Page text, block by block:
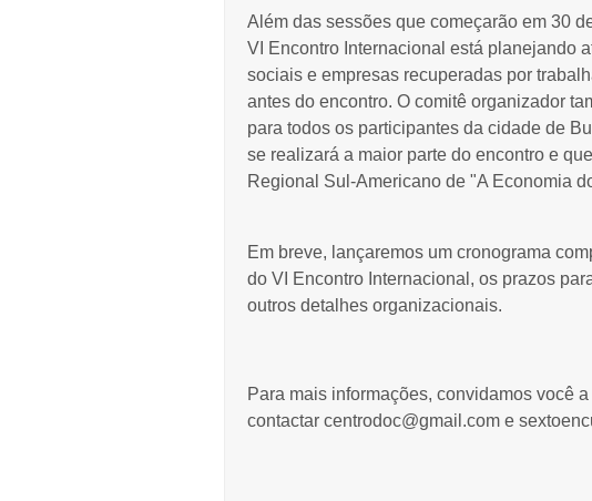
Além das sessões que começarão em 30
VI Encontro Internacional está planejando
sociais e empresas recuperadas por
antes do encontro. O comitê organizador
para todos os participantes da cidade de
se realizará a maior parte do encontro e
Regional Sul-Americano de "A Economia
Em breve, lançaremos um cronograma
do VI Encontro Internacional, os prazos
outros detalhes organizacionais.
Para mais informações, convidamos você a
contactar centrodoc@gmail.com e